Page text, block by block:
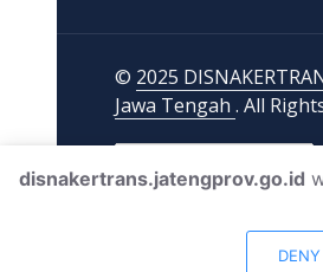
© 2025
Jawa Tengah . All
disnakertrans.jatengprov.go.id
DENY